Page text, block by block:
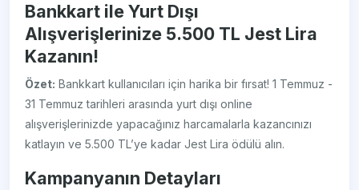
Bankkart ile Yurt Dışı
Alışverişlerinize 5.500 TL Jest Lira
Kazanın!
Özet: Bankkart kullanıcıları için harika bir fırsat! 1 Temmuz -
31 Temmuz tarihleri arasında yurt dışı online
alışverişlerinizde yapacağınız harcamalarla kazancınızı
katlayın ve 5.500 TL’ye kadar Jest Lira ödülü alın.
Kampanyanın Detayları